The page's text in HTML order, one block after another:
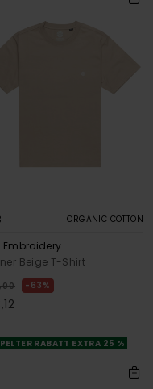
ORGANIC COTTON
Embroidery
Beige T-Shirt
63%
RABATT EXTRA 25 %